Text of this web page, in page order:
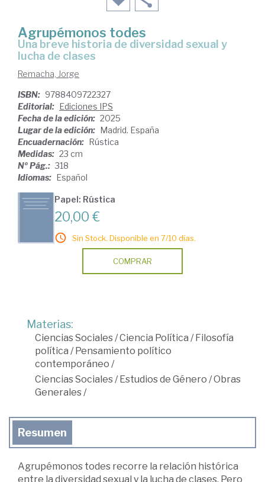
Agrupémonos todes
Una breve historia de diversidad sexual y
lucha de clases
Remacha, Jorge
ISBN: 9788409722327
Editorial: Ediciones IPS
Fecha de la edición: 2025
Lugar de la edición: Madrid. España
Encuadernación: Rústica
Medidas: 23 cm
Nº Pág.: 318
Idiomas: Español
Papel: Rústica
20,00 €
Sin Stock. Disponible en 7/10 días.
COMPRAR
Materias:
Ciencias Sociales/Ciencia Política / Filosofía
política / Pensamiento político
contemporáneo /
Ciencias Sociales/ Estudios de Género /Obras
Generales/
Resumen
Agrupémonos todes recorre la relación histórica
entre la diversidad sexual y la lucha de clases. Pero